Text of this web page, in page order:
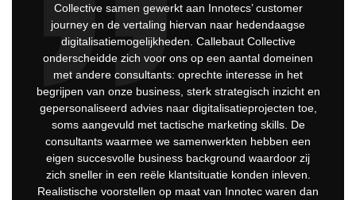
Collective samen gewerkt aan Innotecs’ customer
journey en de vertaling hiervan naar hedendaagse
digitalisatiemogelijkheden. Callebaut Collective
onderscheidde zich voor ons op een aantal domeinen
met andere consultants: oprechte interesse in het
begrijpen van onze business, sterk strategisch inzicht en
gepersonaliseerd advies naar digitalisatieprojecten toe,
soms aangevuld met tactische marketing skills. De
consultants waarmee we samenwerkten hebben een
eigen succesvolle business background waardoor zij
zich sneller in een reële klantsituatie konden inleven.
Realistische voorstellen op maat van Innotec waren dan